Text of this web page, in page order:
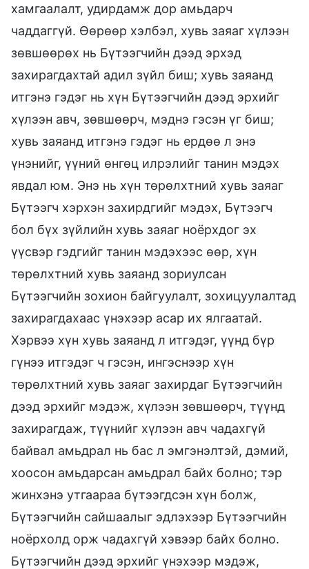
хамгаалалт, удирдамж дор амьдарч
чаддаггүй. Өөрөөр хэлбэл, хувь заяаг хүлээн
зөвшөөрөх нь Бүтээгчийн дээд эрхэд
захирагдахтай адил зүйл биш; хувь заяанд
итгэнэ гэдэг нь хүн Бүтээгчийн дээд эрхийг
хүлээн авч, зөвшөөрч, мэднэ гэсэн үг биш;
хувь заяанд итгэнэ гэдэг нь ердөө л энэ
үнэнийг, үүний өнгөц илрэлийг танин мэдэх
явдал юм. Энэ нь хүн төрөлхтний хувь заяаг
Бүтээгч хэрхэн захирдгийг мэдэх, Бүтээгч
бол бүх зүйлийн хувь заяаг ноёрхдог эх
үүсвэр гэдгийг танин мэдэхээс өөр, хүн
төрөлхтний хувь заяанд зориулсан
Бүтээгчийн зохион байгуулалт, зохицуулалтад
захирагдахаас үнэхээр асар их ялгаатай.
Хэрвээ хүн хувь заяанд л итгэдэг, үүнд бүр
гүнээ итгэдэг ч гэсэн, ингэснээр хүн
төрөлхтний хувь заяаг захирдаг Бүтээгчийн
дээд эрхийг мэдэж, хүлээн зөвшөөрч, түүнд
захирагдаж, түүнийг хүлээн авч чадахгүй
байвал амьдрал нь бас л эмгэнэлтэй, дэмий,
хоосон амьдарсан амьдрал байх болно; тэр
жинхэнэ утгаараа бүтээгдсэн хүн болж,
Бүтээгчийн сайшаалыг эдлэхээр Бүтээгчийн
ноёрхолд орж чадахгүй хэвээр байх болно.
Бүтээгчийн дээд эрхийг үнэхээр мэдэж,